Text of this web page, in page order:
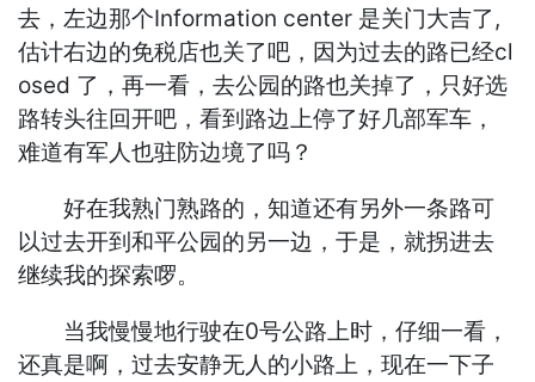
去，左边那个Information center 是关门大吉了,
估计右边的免税店也关了吧，因为过去的路已经cl
osed 了，再一看，去公园的路也关掉了，只好选
路转头往回开吧，看到路边上停了好几部军车，
难道有军人也驻防边境了吗？
好在我熟门熟路的，知道还有另外一条路可
以过去开到和平公园的另一边，于是，就拐进去
继续我的探索啰。
当我慢慢地行驶在0号公路上时，仔细一看，
还真是啊，过去安静无人的小路上，现在一下子